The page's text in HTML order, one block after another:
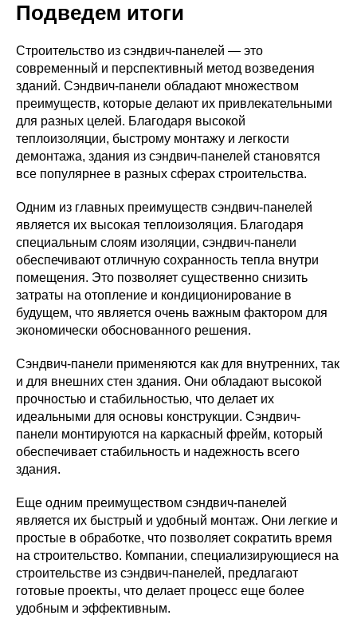
Подведем итоги
Строительство из сэндвич-панелей — это
современный и перспективный метод возведения
зданий. Сэндвич-панели обладают множеством
преимуществ, которые делают их привлекательными
для разных целей. Благодаря высокой
теплоизоляции, быстрому монтажу и легкости
демонтажа, здания из сэндвич-панелей становятся
все популярнее в разных сферах строительства.
Одним из главных преимуществ сэндвич-панелей
является их высокая теплоизоляция. Благодаря
специальным слоям изоляции, сэндвич-панели
обеспечивают отличную сохранность тепла внутри
помещения. Это позволяет существенно снизить
затраты на отопление и кондиционирование в
будущем, что является очень важным фактором для
экономически обоснованного решения.
Сэндвич-панели применяются как для внутренних, так
и для внешних стен здания. Они обладают высокой
прочностью и стабильностью, что делает их
идеальными для основы конструкции. Сэндвич-
панели монтируются на каркасный фрейм, который
обеспечивает стабильность и надежность всего
здания.
Еще одним преимуществом сэндвич-панелей
является их быстрый и удобный монтаж. Они легкие и
простые в обработке, что позволяет сократить время
на строительство. Компании, специализирующиеся на
строительстве из сэндвич-панелей, предлагают
готовые проекты, что делает процесс еще более
удобным и эффективным.